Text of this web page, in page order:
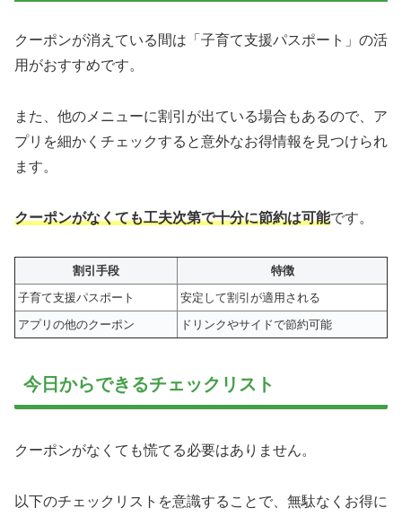
クーポンが消えている間は「子育て支援パスポート」の活
用がおすすめです。
また、他のメニューに割引が出ている場合もあるので、ア
プリを細かくチェックすると意外なお得情報を見つけられ
ます。
クーポンがなくても工夫次第で十分に節約は可能です。
割引手段
特徴
子育て支援パスポート
安定して割引が適用される
アプリの他のクーポン
ドリンクやサイドで節約可能
今日からできるチェックリスト
クーポンがなくても慌てる必要はありません。
以下のチェックリストを意識することで、無駄なくお得に